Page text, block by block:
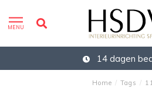
MENU
14 dagen
Home / Tags /